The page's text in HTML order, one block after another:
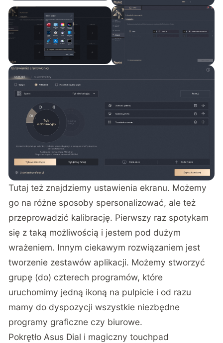
Tutaj też znajdziemy ustawienia ekranu. Możemy
go na różne sposoby spersonalizować, ale też
przeprowadzić kalibrację. Pierwszy raz spotykam
się z taką możliwością i jestem pod dużym
wrażeniem. Innym ciekawym rozwiązaniem jest
tworzenie zestawów aplikacji. Możemy stworzyć
grupę (do) czterech programów, które
uruchomimy jedną ikoną na pulpicie i od razu
mamy do dyspozycji wszystkie niezbędne
programy graficzne czy biurowe.
Pokrętło Asus Dial i magiczny touchpad